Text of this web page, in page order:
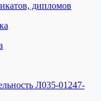
дипломов
Л035-01247-